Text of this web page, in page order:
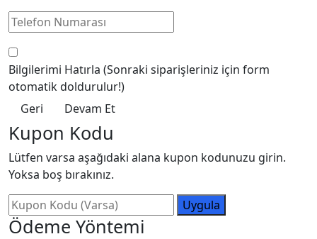
Bilgilerimi Hatırla (Sonraki siparişleriniz için form
otomatik doldurulur!)
Geri
Devam Et
Kupon Kodu
Lütfen varsa aşağıdaki alana kupon kodunuzu girin.
Yoksa boş bırakınız.
Uygula
Ödeme Yöntemi